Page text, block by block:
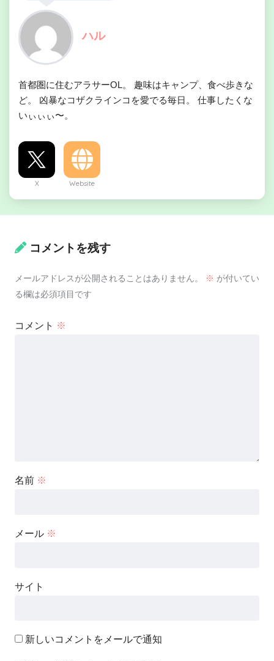
ハル
首都圏に住むアラサーOL。 趣味はキャンプ、食べ歩きな
ど。 凶暴なコザクラインコを愛でる毎日。 仕事したくな
いぃぃぃ〜。
X Website
コメントを残す
メールアドレスが公開されることはありません。 ※ が付いてい
る欄は必須項目です
コメント ※
名前 ※
メール ※
サイト
新しいコメントをメールで通知